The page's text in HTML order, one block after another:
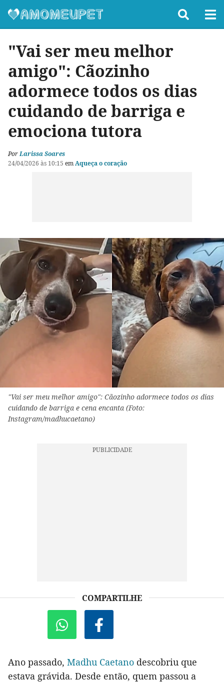
"Vai ser meu melhor
amigo": Cãozinho
adormece todos os dias
cuidando de barriga e
emociona tutora
PorLarissa Soares
24/04/2026 às 10:15 emAqueça o coração
"Vai ser meu melhor amigo": Cãozinho adormece todos os dias
cuidando de barriga e cena encanta (Foto:
Instagram/madhucaetano)
COMPARTILHE
Ano passado, Madhu Caetano descobriu que
estava grávida. Desde então, quem passou a